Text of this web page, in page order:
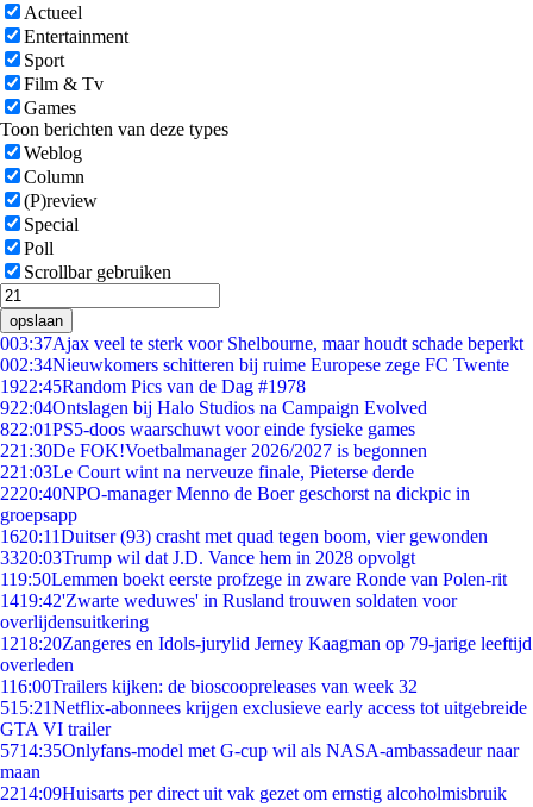
Actueel
Entertainment
Sport
Film & Tv
Games
Toon berichten van deze types
Weblog
Column
(P)review
Special
Poll
Scrollbar gebruiken
opslaan
003:37Ajax veel te sterk voor Shelbourne, maar houdt schade beperkt
002:34Nieuwkomers schitteren bij ruime Europese zege FC Twente
1922:45Random Pics van de Dag #1978
922:04Ontslagen bij Halo Studios na Campaign Evolved
822:01PS5-doos waarschuwt voor einde fysieke games
221:30De FOK!Voetbalmanager 2026/2027 is begonnen
221:03Le Court wint na nerveuze finale, Pieterse derde
2220:40NPO-manager Menno de Boer geschorst na dickpic in
groepsapp
1620:11Duitser (93) crasht met quad tegen boom, vier gewonden
3320:03Trump wil dat J.D. Vance hem in 2028 opvolgt
119:50Lemmen boekt eerste profzege in zware Ronde van Polen-rit
1419:42'Zwarte weduwes' in Rusland trouwen soldaten voor
overlijdensuitkering
1218:20Zangeres en Idols-jurylid Jerney Kaagman op 79-jarige leeftijd
overleden
116:00Trailers kijken: de bioscoopreleases van week 32
515:21Netflix-abonnees krijgen exclusieve early access tot uitgebreide
GTA VI trailer
5714:35Onlyfans-model met G-cup wil als NASA-ambassadeur naar
maan
2214:09Huisarts per direct uit vak gezet om ernstig alcoholmisbruik